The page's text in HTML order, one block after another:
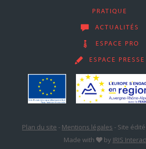
PRATIQUE
ACTUALITÉS
ESPACE PRO
ESPACE PRESSE
Plan du site - Mentions légales - Site
Made with
by IRIS